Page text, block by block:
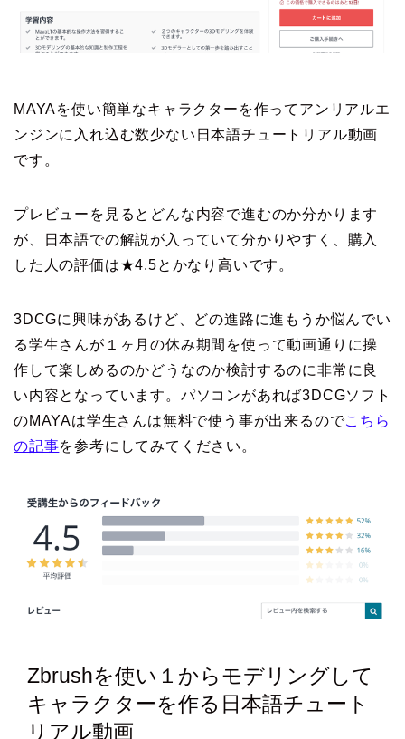
MAYAを使い簡単なキャラクターを作ってアンリアルエ
ンジンに入れ込む数少ない日本語チュートリアル動画
です。
プレビューを見るとどんな内容で進むのか分かります
が、日本語での解説が入っていて分かりやすく、購入
した人の評価は★4.5とかなり高いです。
3DCGに興味があるけど、どの進路に進もうか悩んでい
る学生さんが１ヶ月の休み期間を使って動画通りに操
作して楽しめるのかどうなのか検討するのに非常に良
い内容となっています。パソコンがあれば3DCGソフト
のMAYAは学生さんは無料で使う事が出来るのでこちら
の記事を参考にしてみてください。
Zbrushを使い１からモデリングして
キャラクターを作る日本語チュート
リアル動画